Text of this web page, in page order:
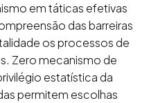
em táticas efetivas
das barreiras
os processos de
Zero mecanismo de
estatística da
permitem escolhas